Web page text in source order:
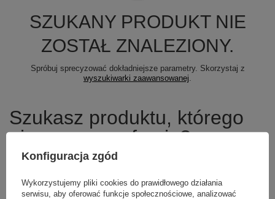
SZUKANY PRODUKT NIE
ZOSTAŁ ZNALEZIONY.
Spróbuj sprecyzować dokładniejsze parametry. Skorzystaj z
wyszukiwarki zaawansowanej.
Szukasz produktu, którego
nie mamy w ofercie?
Jeśli nie znalazłeś w naszej ofercie produktu, a chciałbyś kupić go w
przesłać nam opis szukanego przedmiotu. Aby móc to zrobić musisz
byćzalogowany.
Konfiguracja zgód
Wykorzystujemy pliki cookies do prawidłowego działania
serwisu, aby oferować funkcje społecznościowe, analizować